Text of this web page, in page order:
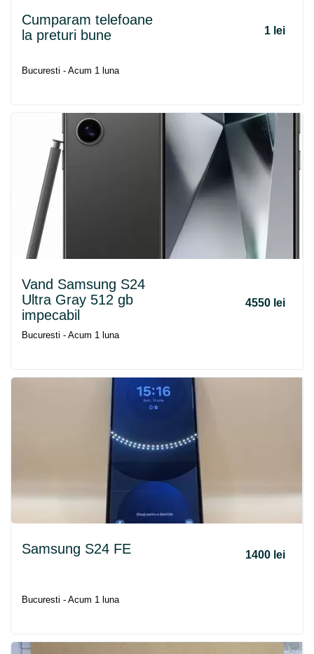
Cumparam telefoane
la preturi bune
1 lei
Bucuresti - Acum 1 luna
Vand Samsung S24
Ultra Gray 512 gb
impecabil
4550 lei
Bucuresti - Acum 1 luna
Samsung S24 FE 1400 lei
Bucuresti - Acum 1 luna